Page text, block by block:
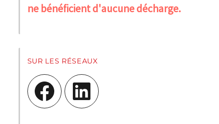
ne bénéficient d'aucune décharge.
SUR LES RÉSEAUX
Facebook LinkedIn